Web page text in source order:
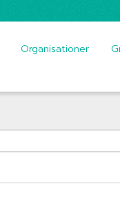
Organisationer